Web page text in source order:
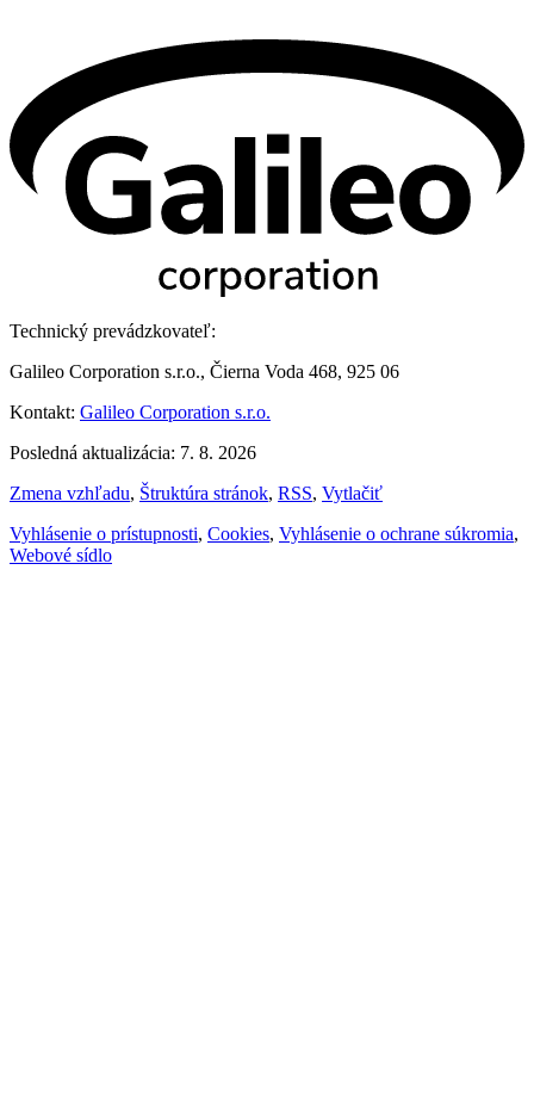
Technický prevádzkovateľ:
Galileo Corporation s.r.o., Čierna Voda 468, 925 06
Kontakt: Galileo Corporation s.r.o.
Posledná aktualizácia: 7. 8. 2026
Zmena vzhľadu, Štruktúra stránok, RSS, Vytlačiť
Vyhlásenie o prístupnosti, Cookies, Vyhlásenie o ochrane súkromia,
Webové sídlo